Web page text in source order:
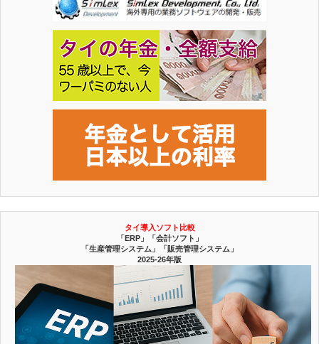
タイ導入ソフト比較
「ERP」「会計ソフト」
「生産管理システム」「販売管理システム」
2025-26年版